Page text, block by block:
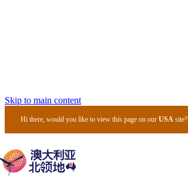
Skip to main content
Hi there, would you like to view this page on ourUSA site?